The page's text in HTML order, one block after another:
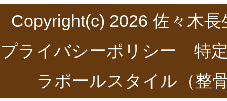
Copyright(c) 2026 佐々木長
プライバシーポリシー
特
ラポールスタイル（整